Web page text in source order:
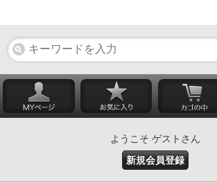
ようこそ ゲストさん
新規会員登録